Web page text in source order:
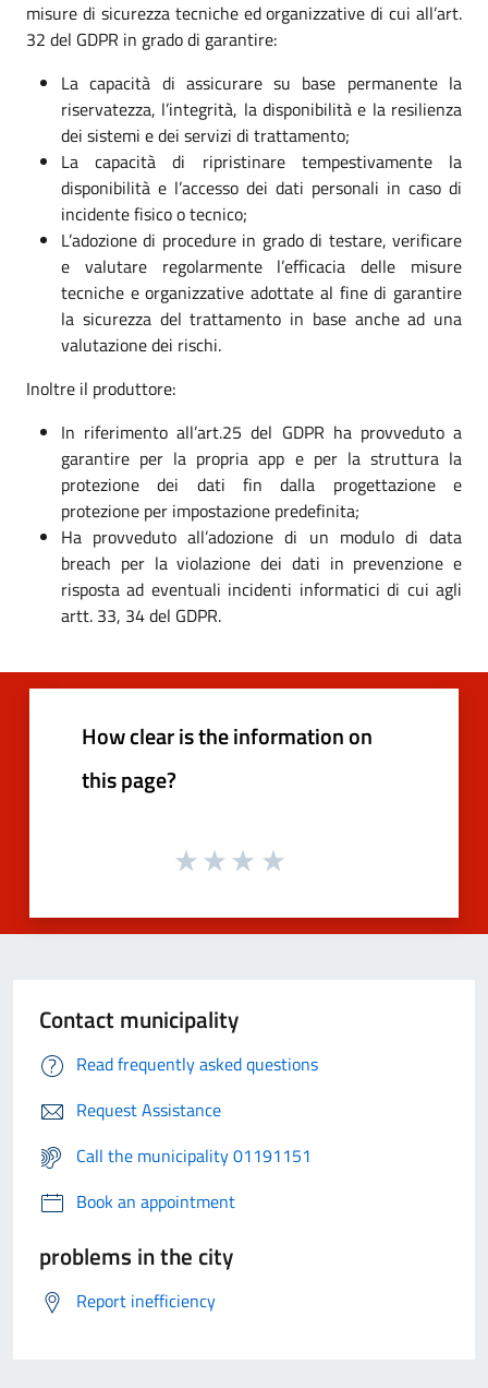
misure di sicurezza tecniche ed organizzative di cui all’art.
32 del GDPR in grado di garantire:
La capacità di assicurare su base permanente la
riservatezza, l’integrità, la disponibilità e la resilienza
dei sistemi e dei servizi di trattamento;
La capacità di ripristinare tempestivamente la
disponibilità e l’accesso dei dati personali in caso di
incidente fisico o tecnico;
L’adozione di procedure in grado di testare, verificare
e valutare regolarmente l’efficacia delle misure
tecniche e organizzative adottate al fine di garantire
la sicurezza del trattamento in base anche ad una
valutazione dei rischi.
Inoltre il produttore:
In riferimento all’art.25 del GDPR ha provveduto a
garantire per la propria app e per la struttura la
protezione dei dati fin dalla progettazione e
protezione per impostazione predefinita;
Ha provveduto all’adozione di un modulo di data
breach per la violazione dei dati in prevenzione e
risposta ad eventuali incidenti informatici di cui agli
artt. 33, 34 del GDPR.
How clear is the information on
this page?
Contact municipality
Read frequently asked questions
Request Assistance
Call the municipality 01191151
Book an appointment
problems in the city
Report inefficiency